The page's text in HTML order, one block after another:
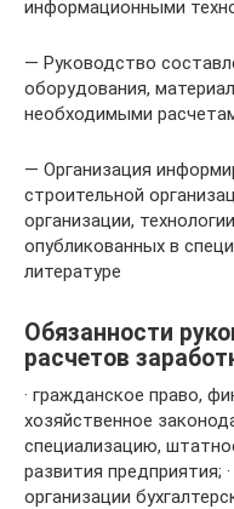
информационными
— Руководство
оборудования,
необходимыми
— Организация
строительной
организации,
опубликованных в
литературе
Обязанности
расчетов
· гражданское право,
хозяйственное
специализацию,
развития предприятия;
организации